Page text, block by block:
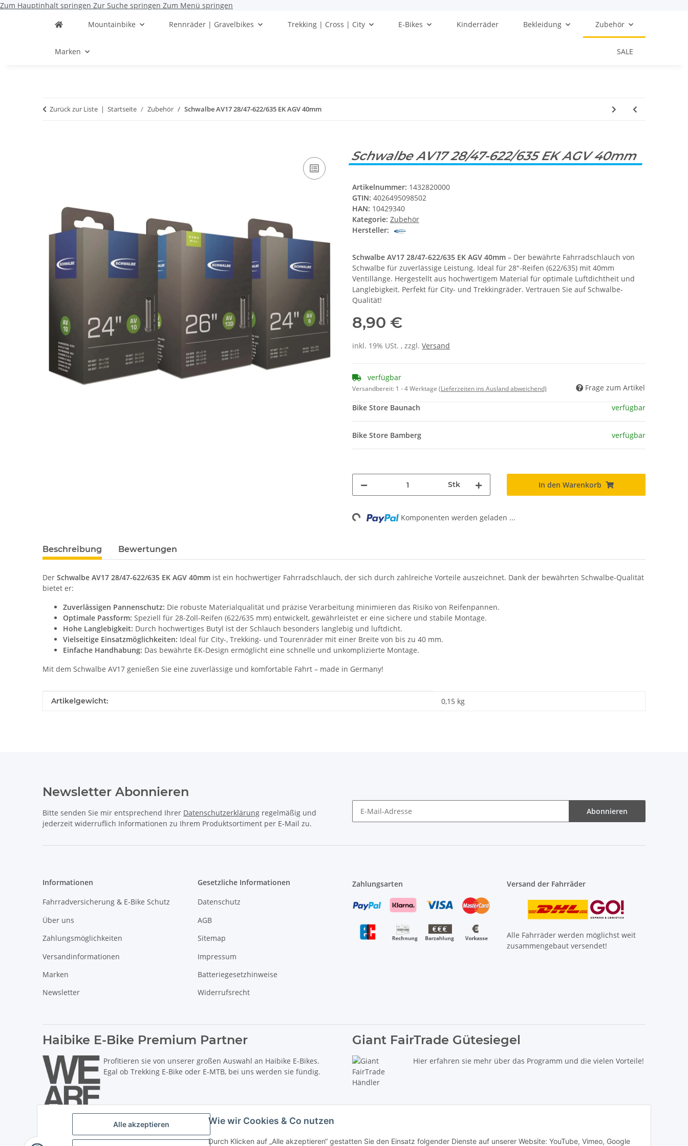
Zum Hauptinhalt springen Zur Suche springen Zum Menü springen
Alle akzeptieren Wie wir Cookies & Co nutzen
Durch Klicken auf „Alle akzeptieren“ gestatten Sie den Einsatz folgender Dienste auf unserer Website: YouTube, Vimeo, Google
Mountainbike Rennräder | Gravelbikes Trekking | Cross | City E-Bikes Kinderräder Bekleidung Zubehör
Marken SALE
Zurück zur Liste Startseite Zubehör Schwalbe AV17 28/47-622/635 EK AGV 40mm
Schwalbe AV17 28/47-622/635 EK AGV 40mm
Artikelnummer: 1432820000
GTIN: 4026495098502
HAN: 10429340
Kategorie: Zubehör
Hersteller:
Schwalbe AV17 28/47-622/635 EK AGV 40mm – Der bewährte Fahrradschlauch von
Schwalbe für zuverlässige Leistung. Ideal für 28"-Reifen (622/635) mit 40mm
Ventillänge. Hergestellt aus hochwertigem Material für optimale Luftdichtheit und
Langlebigkeit. Perfekt für City- und Trekkingräder. Vertrauen Sie auf Schwalbe-
Qualität!
8,90 €
inkl. 19% USt. , zzgl. Versand
verfügbar
Versandbereit: 1 - 4 Werktage (Lieferzeiten ins Ausland abweichend) Frage zum Artikel
Bike Store Baunach verfügbar
Bike Store Bamberg verfügbar
Stk In den Warenkorb
Loading... Komponenten werden geladen ...
Beschreibung Bewertungen
DerSchwalbe AV17 28/47-622/635 EK AGV 40mm ist ein hochwertiger Fahrradschlauch, der sich durch zahlreiche Vorteile auszeichnet. Dank der bewährten Schwalbe-Qualität
bietet er:
Zuverlässigen Pannenschutz: Die robuste Materialqualität und präzise Verarbeitung minimieren das Risiko von Reifenpannen.
Optimale Passform: Speziell für 28-Zoll-Reifen (622/635 mm) entwickelt, gewährleistet er eine sichere und stabile Montage.
Hohe Langlebigkeit: Durch hochwertiges Butyl ist der Schlauch besonders langlebig und luftdicht.
Vielseitige Einsatzmöglichkeiten: Ideal für City-, Trekking- und Tourenräder mit einer Breite von bis zu 40 mm.
Einfache Handhabung: Das bewährte EK-Design ermöglicht eine schnelle und unkomplizierte Montage.
Mit dem Schwalbe AV17 genießen Sie eine zuverlässige und komfortable Fahrt – made in Germany!
Produkteigenschaft
Wert
Artikelgewicht: 0,15 kg
Newsletter Abonnieren
Bitte senden Sie mir entsprechend Ihrer Datenschutzerklärung regelmäßig und
jederzeit widerruflich Informationen zu Ihrem Produktsortiment per E-Mail zu.
Abonnieren
Informationen
Fahrradversicherung & E-Bike Schutz
Über uns
Zahlungsmöglichkeiten
Versandinformationen
Marken
Newsletter
Gesetzliche Informationen
Datenschutz
AGB
Sitemap
Impressum
Batteriegesetzhinweise
Widerrufsrecht
Zahlungsarten Versand der Fahrräder
Alle Fahrräder werden möglichst weit
zusammengebaut versendet!
Haibike E-Bike Premium Partner
Profitieren sie von unserer großen Auswahl an Haibike E-Bikes.
Egal ob Trekking E-Bike oder E-MTB, bei uns werden sie fündig.
Giant FairTrade Gütesiegel
Hier erfahren sie mehr über das Programm und die vielen Vorteile!